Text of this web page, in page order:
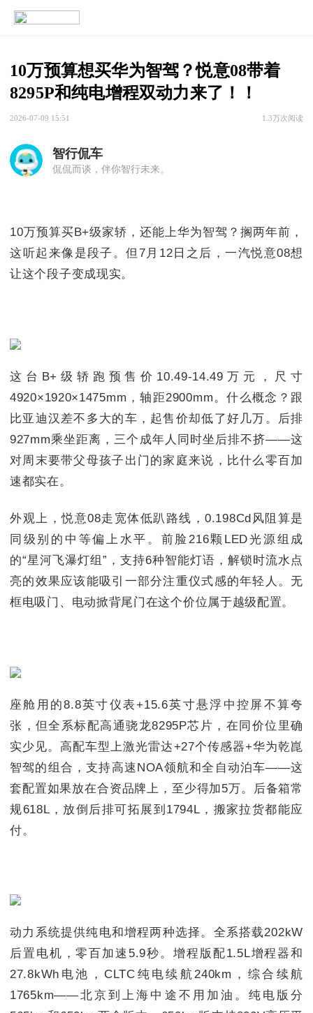
10万预算想买华为智驾？悦意08带着
8295P和纯电增程双动力来了！！
2026-07-09 15:51 1.3万次阅读
智行侃车
侃侃而谈，伴你智行未来。
10万预算买B+级家轿，还能上华为智驾？搁两年前，
这听起来像是段子。但7月12日之后，一汽悦意08想
让这个段子变成现实。
这台B+级轿跑预售价10.49-14.49万元，尺寸
4920×1920×1475mm，轴距2900mm。什么概念？跟
比亚迪汉差不多大的车，起售价却低了好几万。后排
927mm乘坐距离，三个成年人同时坐后排不挤——这
对周末要带父母孩子出门的家庭来说，比什么零百加
速都实在。
外观上，悦意08走宽体低趴路线，0.198Cd风阻算是
同级别的中等偏上水平。前脸216颗LED光源组成
的“星河飞瀑灯组”，支持6种智能灯语，解锁时流水点
亮的效果应该能吸引一部分注重仪式感的年轻人。无
框电吸门、电动掀背尾门在这个价位属于越级配置。
座舱用的8.8英寸仪表+15.6英寸悬浮中控屏不算夸
张，但全系标配高通骁龙8295P芯片，在同价位里确
实少见。高配车型上激光雷达+27个传感器+华为乾崑
智驾的组合，支持高速NOA领航和全自动泊车——这
套配置如果放在合资品牌上，至少得加5万。后备箱常
规618L，放倒后排可拓展到1794L，搬家拉货都能应
付。
动力系统提供纯电和增程两种选择。全系搭载202kW
后置电机，零百加速5.9秒。增程版配1.5L增程器和
27.8kWh电池，CLTC纯电续航240km，综合续航
1765km——北京到上海中途不用加油。纯电版分